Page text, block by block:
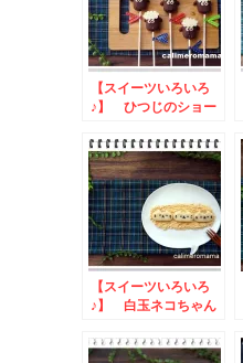
【スイーツいろいろ
♪】 ひつじのショー
ック
【スイーツいろいろ
♪】 白玉ネコちゃん